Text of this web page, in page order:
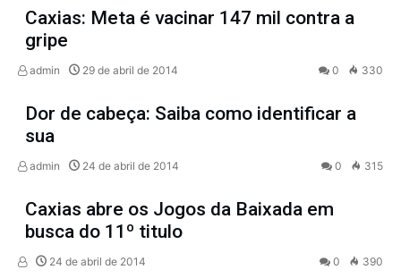
Caxias: Meta é vacinar 147 mil contra a
gripe
admin 29 de abril de 2014 0 330
Dor de cabeça: Saiba como identificar a
sua
admin 24 de abril de 2014 0 315
Caxias abre os Jogos da Baixada em
busca do 11º titulo
24 de abril de 2014 0 390